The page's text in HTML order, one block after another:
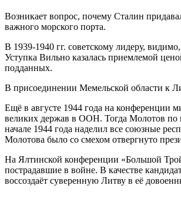
Возникает вопрос, почему Сталин
важного морского порта.
В 1939-1940 гг. советскому лидеру,
Уступка Вильно казалась приемлемой
подданных.
В присоединении Мемельской области к
Ещё в августе 1944 года на конференции
великих держав в ООН. Тогда Молотов по
начале 1944 года наделил все союзные
Молотова было со смехом отвергнуто
На Ялтинской конференции «Большой
пострадавшие в войне. В качестве
воссоздаёт суверенную Литву в её